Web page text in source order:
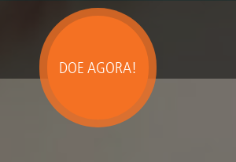
DOE AGORA!